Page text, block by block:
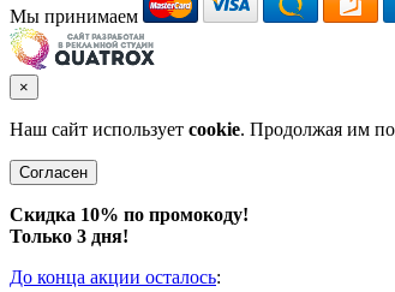
Мы принимаем
×
Наш сайт использует cookie. Продолжая им
Согласен
Скидка 10% по промокоду!
Только 3 дня!
До конца акции осталось: